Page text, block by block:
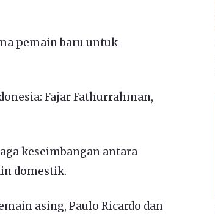
pemain baru untuk
Fajar Fathurrahman,
keseimbangan antara
domestik.
asing, Paulo Ricardo dan